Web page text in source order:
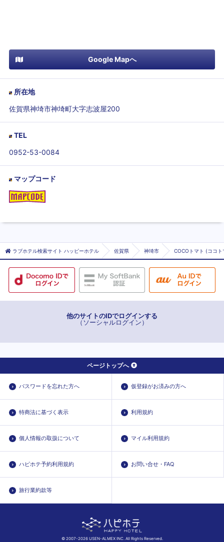
Google Mapへ
所在地
佐賀県神埼市神埼町大字志波屋200
TEL
0952-53-0084
マップコード
ラブホテル検索サイト ハッピーホテル 佐賀県 神埼市 COCOトマト (ココト
他のサイトのIDでログインする
（ソーシャルログイン）
ページトップへ
パスワードを忘れた方へ 仮登録がお済みの方へ
特商法に基づく表示 利用規約
個人情報の取扱について マイル利用規約
ハピホテ予約利用規約 お問い合せ・FAQ
旅行業約款等
© 2007-2026 USEN-ALMEX INC. All Rights Reserved.